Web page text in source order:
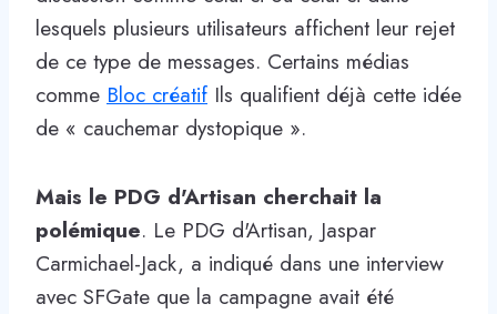
lesquels plusieurs utilisateurs affichent leur rejet
de ce type de messages. Certains médias
comme Bloc créatif Ils qualifient déjà cette idée
de « cauchemar dystopique ».
Mais le PDG d'Artisan cherchait la
polémique. Le PDG d'Artisan, Jaspar
Carmichael-Jack, a indiqué dans une interview
avec SFGate que la campagne avait été